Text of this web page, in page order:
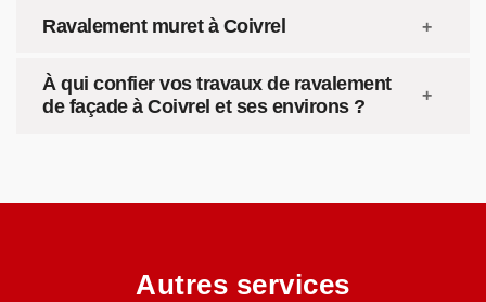
Ravalement muret à Coivrel
À qui confier vos travaux de ravalement
de façade à Coivrel et ses environs ?
Autres services